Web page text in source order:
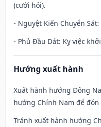
(cưới hỏi).
- Nguyệt Kiến Chuyển
- Phủ Đầu Dát: Kỵ việc
Hướng xuất hành
Xuất hành hướng Đông
hướng Chính Nam để đón
Tránh xuất hành hướng